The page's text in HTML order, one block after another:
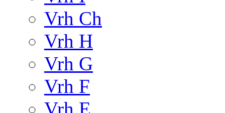
Vrh Ch
Vrh H
Vrh G
Vrh F
Vrh E